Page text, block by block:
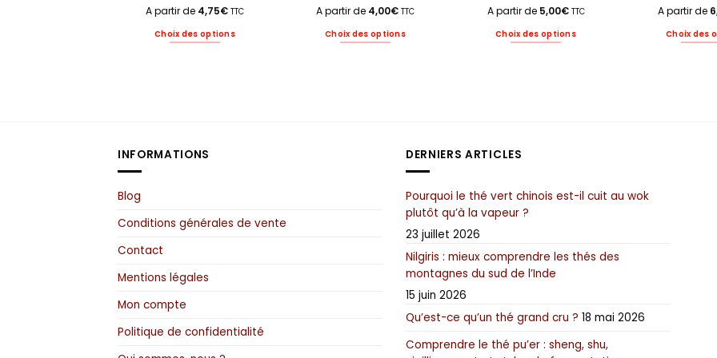
A partir de 4,75€ TTC
Choix des options
peuvent
la
A partir de 4,00€ TTC
Choix des options
A partir de 5,00€ TTC
Choix des options
sur
produit
A partir de
Choix des
INFORMATIONS
Blog
Conditions générales de vente
Contact
Mentions légales
Mon compte
Politique de confidentialité
DERNIERS ARTICLES
Pourquoi le thé vert chinois est-il cuit au wok
plutôt qu’à la vapeur ?
23 juillet 2026
Nilgiris : mieux comprendre les thés des
montagnes du sud de l’Inde
15 juin 2026
Qu’est-ce qu’un thé grand cru ? 18 mai 2026
Comprendre le thé pu’er : sheng, shu,